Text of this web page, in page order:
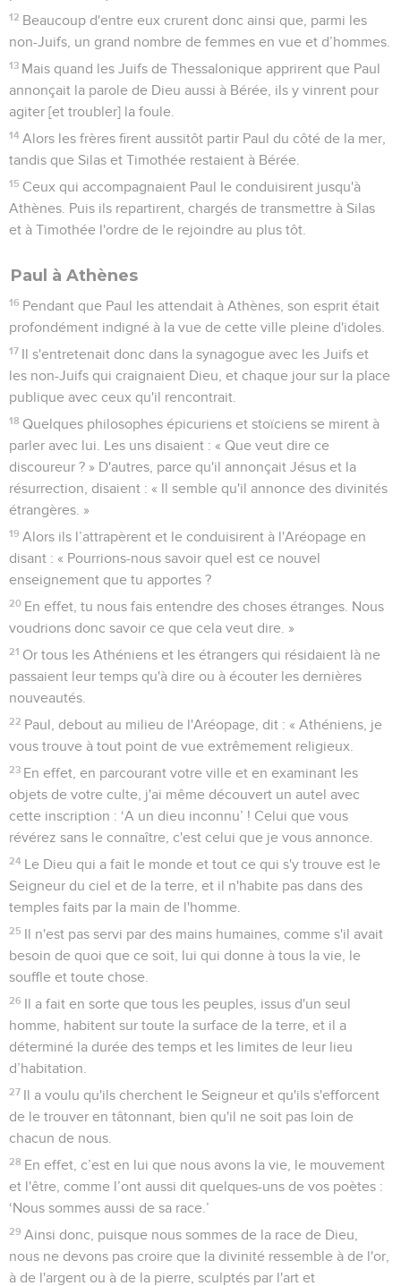
12 Beaucoup d'entre eux crurent donc ainsi que, parmi les
non-Juifs, un grand nombre de femmes en vue et d’hommes.
13 Mais quand les Juifs de Thessalonique apprirent que Paul
annonçait la parole de Dieu aussi à Bérée, ils y vinrent pour
agiter [et troubler] la foule.
14 Alors les frères firent aussitôt partir Paul du côté de la mer,
tandis que Silas et Timothée restaient à Bérée.
15 Ceux qui accompagnaient Paul le conduisirent jusqu'à
Athènes. Puis ils repartirent, chargés de transmettre à Silas
et à Timothée l'ordre de le rejoindre au plus tôt.
Paul à Athènes
16 Pendant que Paul les attendait à Athènes, son esprit était
profondément indigné à la vue de cette ville pleine d'idoles.
17 Il s'entretenait donc dans la synagogue avec les Juifs et
les non-Juifs qui craignaient Dieu, et chaque jour sur la place
publique avec ceux qu'il rencontrait.
18 Quelques philosophes épicuriens et stoïciens se mirent à
parler avec lui. Les uns disaient : « Que veut dire ce
discoureur ? » D'autres, parce qu'il annonçait Jésus et la
résurrection, disaient : « Il semble qu'il annonce des divinités
étrangères. »
19 Alors ils l’attrapèrent et le conduisirent à l'Aréopage en
disant : « Pourrions-nous savoir quel est ce nouvel
enseignement que tu apportes ?
20 En effet, tu nous fais entendre des choses étranges. Nous
voudrions donc savoir ce que cela veut dire. »
21 Or tous les Athéniens et les étrangers qui résidaient là ne
passaient leur temps qu'à dire ou à écouter les dernières
nouveautés.
22 Paul, debout au milieu de l'Aréopage, dit : « Athéniens, je
vous trouve à tout point de vue extrêmement religieux.
23 En effet, en parcourant votre ville et en examinant les
objets de votre culte, j'ai même découvert un autel avec
cette inscription : ‘A un dieu inconnu’ ! Celui que vous
révérez sans le connaître, c'est celui que je vous annonce.
24 Le Dieu qui a fait le monde et tout ce qui s'y trouve est le
Seigneur du ciel et de la terre, et il n'habite pas dans des
temples faits par la main de l'homme.
25 Il n'est pas servi par des mains humaines, comme s'il avait
besoin de quoi que ce soit, lui qui donne à tous la vie, le
souffle et toute chose.
26 Il a fait en sorte que tous les peuples, issus d'un seul
homme, habitent sur toute la surface de la terre, et il a
déterminé la durée des temps et les limites de leur lieu
d’habitation.
27 Il a voulu qu'ils cherchent le Seigneur et qu'ils s'efforcent
de le trouver en tâtonnant, bien qu'il ne soit pas loin de
chacun de nous.
28 En effet, c’est en lui que nous avons la vie, le mouvement
et l'être, comme l’ont aussi dit quelques-uns de vos poètes :
‘Nous sommes aussi de sa race.’
29 Ainsi donc, puisque nous sommes de la race de Dieu,
nous ne devons pas croire que la divinité ressemble à de l'or,
à de l'argent ou à de la pierre, sculptés par l'art et